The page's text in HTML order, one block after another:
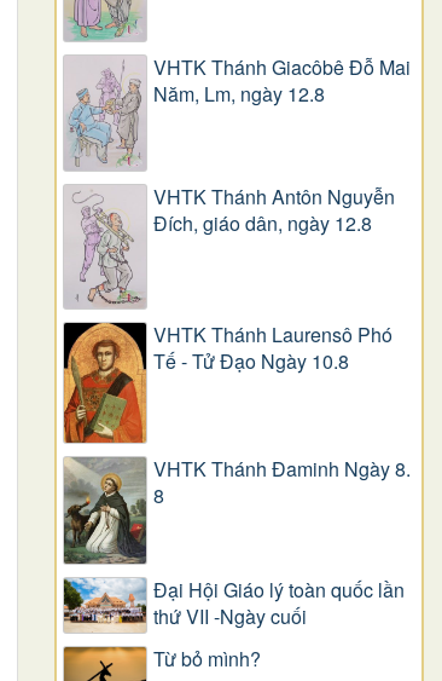
VHTK Thánh Giacôbê Ðỗ Mai
Năm, Lm, ngày 12.8
VHTK Thánh Antôn Nguyễn
Ðích, giáo dân, ngày 12.8
VHTK Thánh Laurensô Phó
Tế - Tử Đạo Ngày 10.8
VHTK Thánh Đaminh Ngày 8.
8
Đại Hội Giáo lý toàn quốc lần
thứ VII -Ngày cuối
Từ bỏ mình?